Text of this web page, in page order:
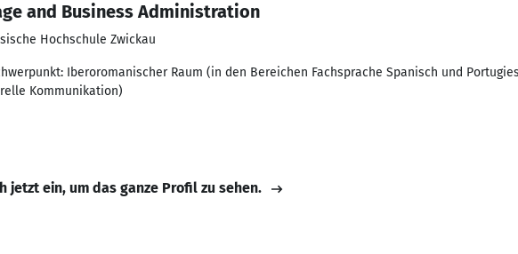
and Business Administration
Hochschule Zwickau
Iberoromanischer Raum (in den Bereichen Fachsprache Spanisch und
Kommunikation)
jetzt ein, um das ganze Profil zu sehen.